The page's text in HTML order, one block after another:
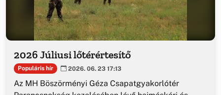
2026 Júliusi lőtérértesítő
Populáris hír 2026. 06. 23 17:13
Az MH Böszörményi Géza Csapatgyakorlótér